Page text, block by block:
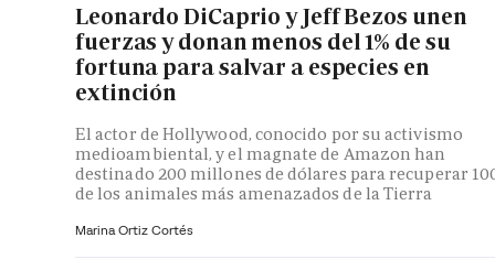
Leonardo DiCaprio y Jeff Bezos unen
fuerzas y donan menos del 1% de su
fortuna para salvar a especies en
extinción
El actor de Hollywood, conocido por su activismo
medioambiental, y el magnate de Amazon han
destinado 200 millones de dólares para recuperar
de los animales más amenazados de la Tierra
Marina Ortiz Cortés